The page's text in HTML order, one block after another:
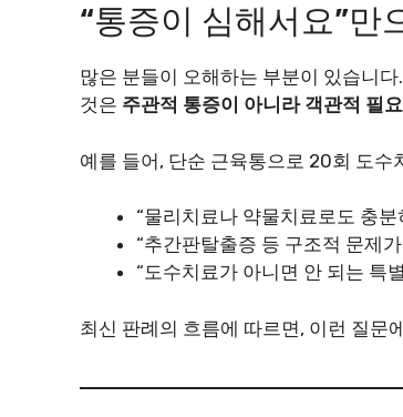
“통증이 심해서요”만
많은 분들이 오해하는 부분이 있습니
것은 주관적 통증이 아니라 객관적 필
예를 들어, 단순 근육통으로 20회 도
“물리치료나 약물치료로도 충
“추간판탈출증 등 구조적 문제
“도수치료가 아니면 안 되는 특
최신 판례의 흐름에 따르면, 이런 질문